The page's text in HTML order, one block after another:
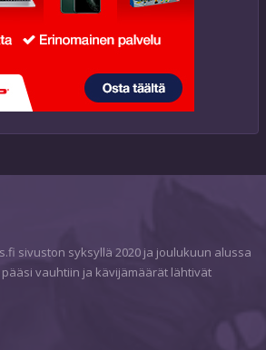
sivuston syksyllä 2020 ja joulukuun alussa
vauhtiin ja kävijämäärät lähtivät